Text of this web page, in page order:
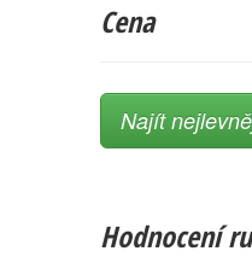
Cena
Najít
Hodnocení